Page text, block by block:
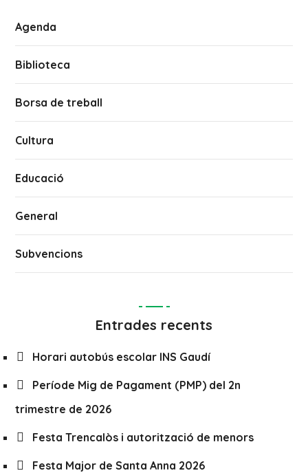
Agenda
Biblioteca
Borsa de treball
Cultura
Educació
General
Subvencions
Entrades recents
Horari autobús escolar INS Gaudí
Període Mig de Pagament (PMP) del 2n
trimestre de 2026
Festa Trencalòs i autorització de menors
Festa Major de Santa Anna 2026